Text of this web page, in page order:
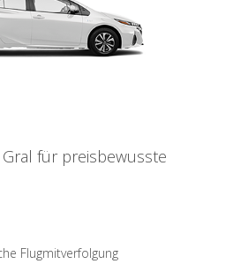
für preisbewusste
Flugmitverfolgung